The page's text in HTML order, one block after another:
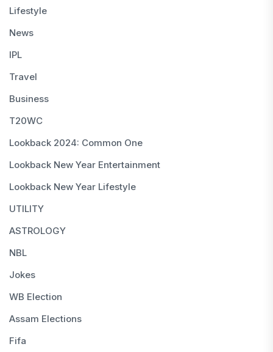
Lifestyle
News
IPL
Travel
Business
T20WC
Lookback 2024: Common One
Lookback New Year Entertainment
Lookback New Year Lifestyle
UTILITY
ASTROLOGY
NBL
Jokes
WB Election
Assam Elections
Fifa